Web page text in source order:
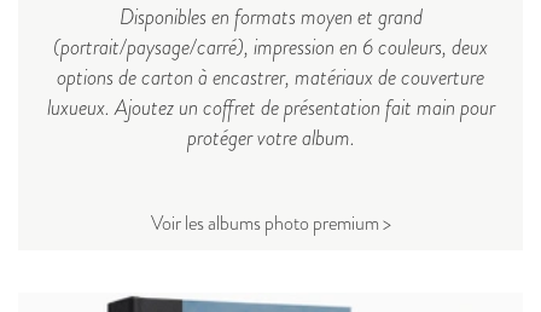
Disponibles en formats moyen et grand
(portrait/paysage/carré), impression en 6 couleurs, deux
options de carton à encastrer, matériaux de couverture
luxueux. Ajoutez un coffret de présentation fait main pour
protéger votre album.
Voir les albums photo premium >